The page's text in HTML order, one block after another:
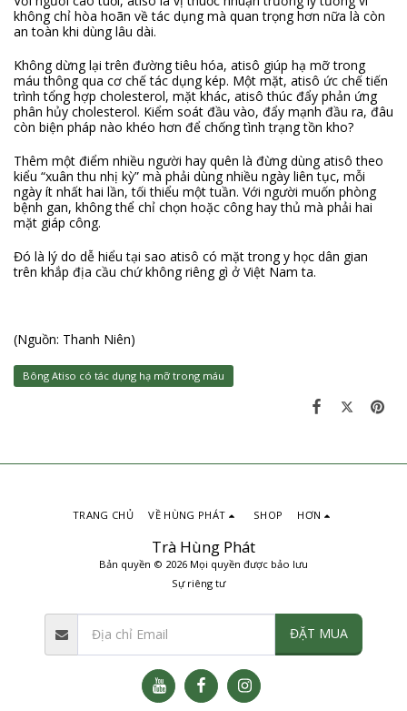
không chỉ hòa hoãn về tác dụng mà quan trọng hơn nữa là còn
an toàn khi dùng lâu dài.
Không dừng lại trên đường tiêu hóa, atisô giúp hạ mỡ trong
máu thông qua cơ chế tác dụng kép. Một mặt, atisô ức chế tiến
trình tổng hợp cholesterol, mặt khác, atisô thúc đẩy phản ứng
phân hủy cholesterol. Kiểm soát đầu vào, đẩy mạnh đầu ra, đâu
còn biện pháp nào khéo hơn để chống tình trạng tồn kho?
Thêm một điểm nhiều người hay quên là đừng dùng atisô theo
kiểu “xuân thu nhị kỳ” mà phải dùng nhiều ngày liên tục, mỗi
ngày ít nhất hai lần, tối thiểu một tuần. Với người muốn phòng
bệnh gan, không thể chỉ chọn hoặc công hay thủ mà phải hai
mặt giáp công.
Đó là lý do dễ hiểu tại sao atisô có mặt trong y học dân gian
trên khắp địa cầu chứ không riêng gì ở Việt Nam ta.
(Nguồn: Thanh Niên)
Bông Atiso có tác dụng hạ mỡ trong máu
Trà Hùng Phát
Bản quyền © 2026 Mọi quyền được bảo lưu
Sự riêng tư
TRANG CHỦ VỀ HÙNG PHÁT SHOP HƠN
ĐẶT MUA